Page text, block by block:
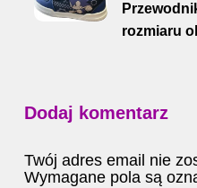
rozmiaru
Dodaj komentarz
Twój adres email nie
Wymagane pola są